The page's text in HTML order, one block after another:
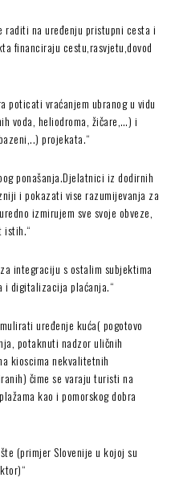
raditi na uređenju pristupni cesta i
financiraju cestu,rasvjetu,dovod
poticati vraćanjem ubranog u vidu
voda, heliodroma, žičare,…) i
projekata.“
ponašanja.Djelatnici iz dodirnih
i pokazati vise razumijevanja za
izmirujem sve svoje obveze,
istih.“
integraciju s ostalim subjektima
i digitalizacija plaćanja.“
uređenje kuća( pogotovo
potaknuti nadzor uličnih
kioscima nekvalitetnih
čime se varaju turisti na
kao i pomorskog dobra
(primjer Slovenije u kojoj su